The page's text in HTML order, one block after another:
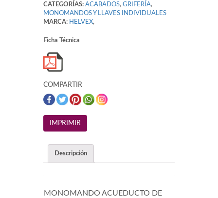
CATEGORÍAS: ACABADOS, GRIFERÍA,
MONOMANDOS Y LLAVES INDIVIDUALES
MARCA: HELVEX,
Ficha Técnica
COMPARTIR
Descripción
MONOMANDO ACUEDUCTO DE